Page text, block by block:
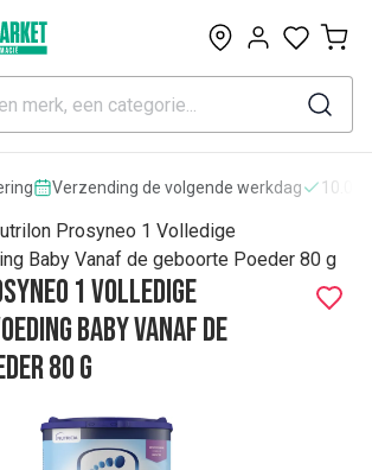
0
Verzending de volgende werkdag
Prosyneo 1 Volledige
Baby Vanaf de geboorte Poeder 80 g
1 Volledige
Baby Vanaf de
80 g